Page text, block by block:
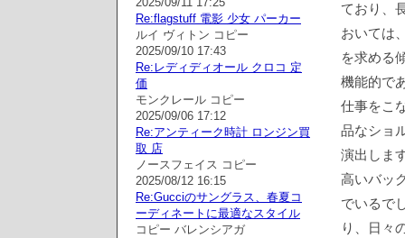
ており、
おいては
を求める
機能的で
仕事をこ
品なショ
演出しま
高いバッ
でいるで
り、日々
Re:flagstuff 電影 少女 パーカー
ルイ ヴィトン コピー
2025/09/10 17:43
Re:レディディオール クロコ 定
価
モンクレール コピー
2025/09/06 17:12
Re:アンティーク時計 ロンジン買
取 店
ノースフェイス コピー
2025/08/12 16:15
Re:Gucciのサングラス、春夏コ
ーディネートに最適なスタイル
コピー バレンシアガ